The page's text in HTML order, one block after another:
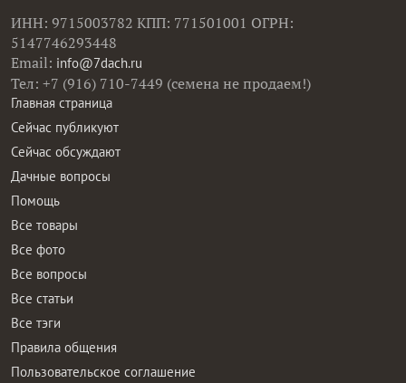
ИНН: 9715003782 КПП: 771501001 ОГРН:
5147746293448
Email: info@7dach.ru
Тел: +7 (916) 710-7449 (семена не продаем!)
Главная страница
Сейчас публикуют
Сейчас обсуждают
Дачные вопросы
Помощь
Все товары
Все фото
Все вопросы
Все статьи
Все тэги
Правила общения
Пользовательское соглашение